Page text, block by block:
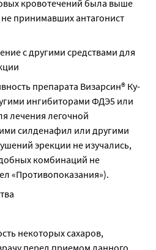
кровотечений была выше
принимавших антагонист
с другими средствами для
препарата Визарсин® Ку-
ингибиторами ФДЭ5 или
лечения легочной
силденафил или другими
эрекции не изучались,
комбинаций не
«Противопоказания»).
некоторых сахаров,
перед приемом данного